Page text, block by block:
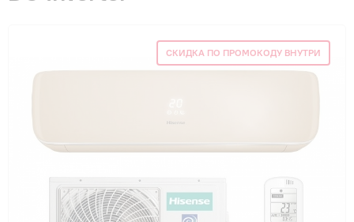
Акции
СКИДКА ПО ПРОМОКОДУ ВНУТРИ